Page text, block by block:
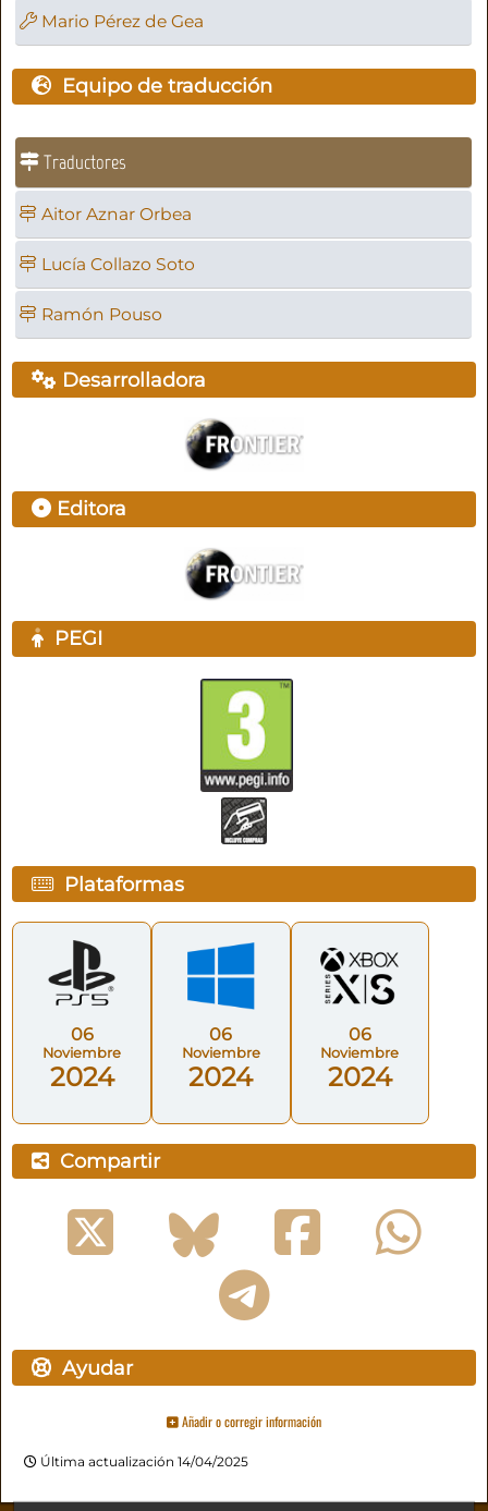
Mario Pérez de Gea
Equipo de traducción
Traductores
Aitor Aznar Orbea
Lucía Collazo Soto
Ramón Pouso
Desarrolladora
Editora
PEGI
Plataformas
06
Noviembre
2024
06
Noviembre
2024
06
Noviembre
2024
Compartir
Ayudar
Añadir o corregir información
Última actualización 14/04/2025